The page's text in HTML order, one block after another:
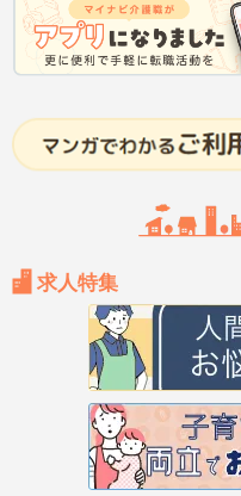
求人特集